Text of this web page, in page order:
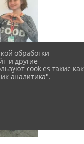
обработки
и другие
cookies такие как
аналитика".